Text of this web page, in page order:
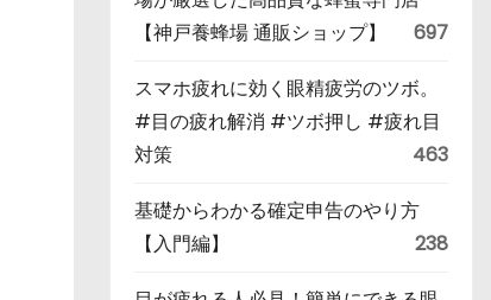
【神戸養蜂場 通販ショップ】
697
スマホ疲れに効く眼精疲労のツボ。
#目の疲れ解消 #ツボ押し #疲れ目
対策
463
基礎からわかる確定申告のやり方
【入門編】
238